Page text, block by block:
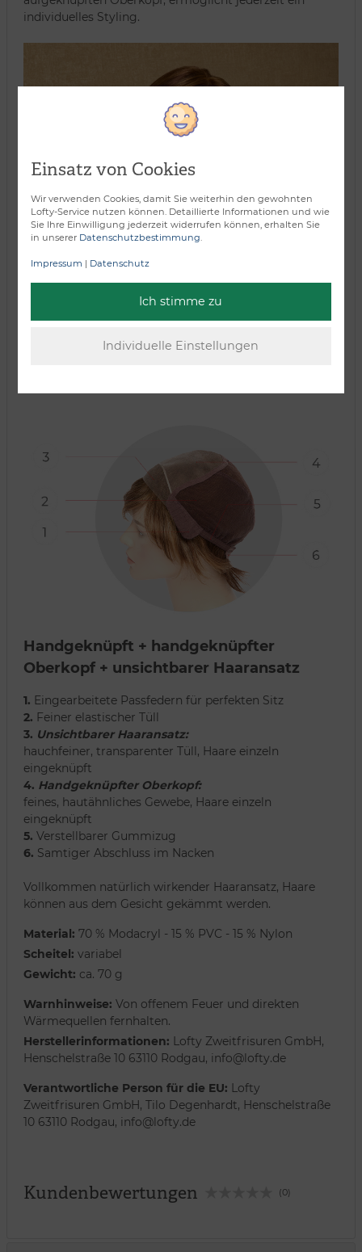
individuelles Styling.
Handgeknüpft + handgeknüpfter
Oberkopf + unsichtbarer Haaransatz
1. Eingearbeitete Passfedern für perfekten Sitz
2. Feiner elastischer Tüll
3. Unsichtbarer Haaransatz:
hauchfeiner, transparenter Tüll, Haare einzeln
eingeknüpft
4. Handgeknüpfter Oberkopf:
feines, hautähnliches Gewebe, Haare einzeln
eingeknüpft
5. Verstellbarer Gummizug
6. Samtiger Abschluss im Nacken
Vollkommen natürlich wirkender Haaransatz, Haare
können aus dem Gesicht gekämmt werden.
Material: 70 % Modacryl - 15 % PVC - 15 % Nylon
Scheitel: variabel
Gewicht: ca. 70 g
Warnhinweise: Von offenem Feuer und direkten
Wärmequellen fernhalten.
Herstellerinformationen: Lofty Zweitfrisuren GmbH,
Henschelstraße 10 63110 Rodgau, info@lofty.de
Verantwortliche Person für die EU: Lofty
Zweitfrisuren GmbH, Tilo Degenhardt, Henschelstraße
10 63110 Rodgau, info@lofty.de
Kundenbewertungen (0)
Einsatz von Cookies
Wir verwenden Cookies, damit Sie weiterhin den gewohnten
Lofty-Service nutzen können. Detaillierte Informationen und wie
Sie Ihre Einwilligung jederzeit widerrufen können, erhalten Sie
in unserer Datenschutzbestimmung
Impressum | Datenschutz
Ich stimme zu